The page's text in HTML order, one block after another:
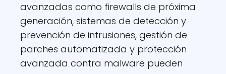
avanzadas como firewalls de próxima
generación, sistemas de detección y
prevención de intrusiones, gestión de
parches automatizada y protección
avanzada contra malware pueden